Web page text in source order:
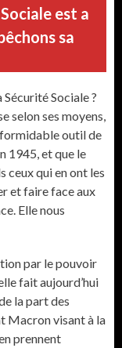
est a
sa
Sociale ?
selon ses moyens,
formidable outil de
1945, et que le
ceux qui en ont les
et faire face aux
Elle nous
par le pouvoir
fait aujourd’hui
la part des
Macron visant à la
prennent